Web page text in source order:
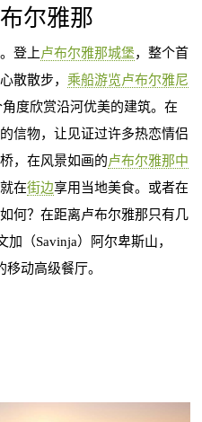
尔雅那
登上卢布尔雅那城堡，整个首
散散步， 乘船游览卢布尔雅尼
角度欣赏沿河优美的建筑。在
信物，让见证过许多热恋情侣
，在风景如画的卢布尔雅那中
在街边享用当地美食。或者在
如何？在距离卢布尔雅那只有几
（Savinja）阿尔卑斯山，
动高级餐厅。